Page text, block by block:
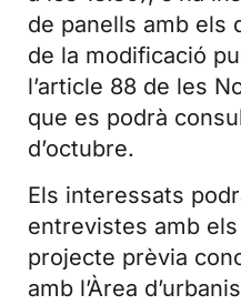
de panells amb els
de la modificació
l’article 88 de les
que es podrà
d’octubre.
Els interessats
entrevistes amb
projecte prèvia
amb l’Àrea